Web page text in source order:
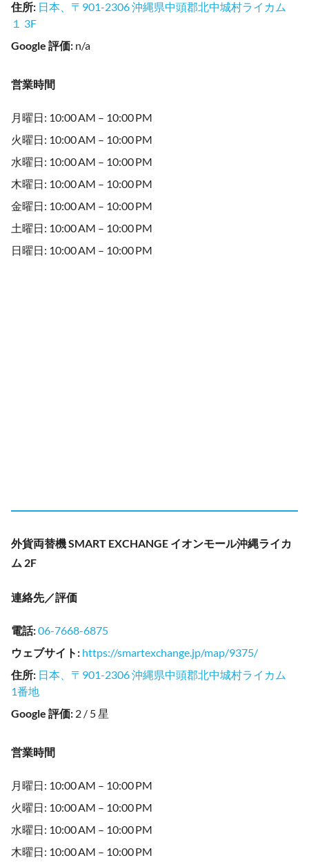
住所: 日本、〒901-2306 沖縄県中頭郡北中城村ライカム
１ 3F
Google 評価: n/a
営業時間
月曜日: 10:00 AM – 10:00 PM
火曜日: 10:00 AM – 10:00 PM
水曜日: 10:00 AM – 10:00 PM
木曜日: 10:00 AM – 10:00 PM
金曜日: 10:00 AM – 10:00 PM
土曜日: 10:00 AM – 10:00 PM
日曜日: 10:00 AM – 10:00 PM
外貨両替機 SMART EXCHANGE イオンモール沖縄ライカ
ム 2F
連絡先／評価
電話:06-7668-6875
ウェブサイト : https://smartexchange.jp/map/9375/
住所: 日本、〒901-2306 沖縄県中頭郡北中城村ライカム
1番地
Google 評価: 2 / 5 星
営業時間
月曜日: 10:00 AM – 10:00 PM
火曜日: 10:00 AM – 10:00 PM
水曜日: 10:00 AM – 10:00 PM
木曜日: 10:00 AM – 10:00 PM